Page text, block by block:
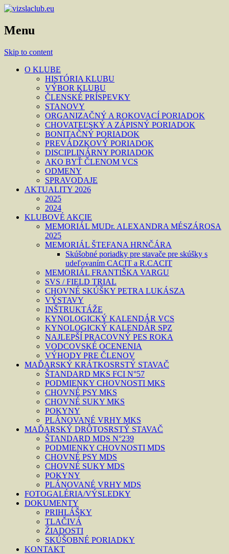
Menu
Skip to content
O KLUBE
HISTÓRIA KLUBU
VÝBOR KLUBU
ČLENSKÉ PRÍSPEVKY
STANOVY
ORGANIZAČNÝ A ROKOVACÍ PORIADOK
CHOVATEĽSKÝ A ZÁPISNÝ PORIADOK
BONITAČNÝ PORIADOK
PREVÁDZKOVÝ PORIADOK
DISCIPLINÁRNY PORIADOK
AKO BYŤ ČLENOM VCS
ODMENY
SPRAVODAJE
AKTUALITY 2026
2025
2024
KLUBOVÉ AKCIE
MEMORIÁL MUDr. ALEXANDRA MÉSZÁROSA
2025
MEMORIÁL ŠTEFANA HRNČÁRA
Skúšobné poriadky pre stavače pre skúšky s
udeľovaním CACIT a R.CACIT
MEMORIÁL FRANTIŠKA VARGU
SVS / FIELD TRIAL
CHOVNÉ SKÚŠKY PETRA LUKÁSZA
VÝSTAVY
INŠTRUKTÁŽE
KYNOLOGICKÝ KALENDÁR VCS
KYNOLOGICKÝ KALENDÁR SPZ
NAJLEPŠÍ PRACOVNÝ PES ROKA
VODCOVSKÉ OCENENIA
VÝHODY PRE ČLENOV
MAĎARSKÝ KRÁTKOSRSTÝ STAVAČ
ŠTANDARD MKS FCI N°57
PODMIENKY CHOVNOSTI MKS
CHOVNÉ PSY MKS
CHOVNÉ SUKY MKS
POKYNY
PLÁNOVANÉ VRHY MKS
MAĎARSKÝ DRÔTOSRSTÝ STAVAČ
ŠTANDARD MDS N°239
PODMIENKY CHOVNOSTI MDS
CHOVNÉ PSY MDS
CHOVNÉ SUKY MDS
POKYNY
PLÁNOVANÉ VRHY MDS
FOTOGALÉRIA/VÝSLEDKY
DOKUMENTY
PRIHLÁŠKY
TLAČIVÁ
ŽIADOSTI
SKÚŠOBNÉ PORIADKY
KONTAKT